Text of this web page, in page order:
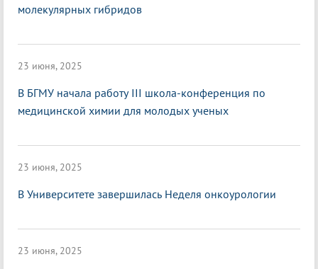
молекулярных гибридов
23 июня, 2025
В БГМУ начала работу III школа-конференция по
медицинской химии для молодых ученых
23 июня, 2025
В Университете завершилась Неделя онкоурологии
23 июня, 2025